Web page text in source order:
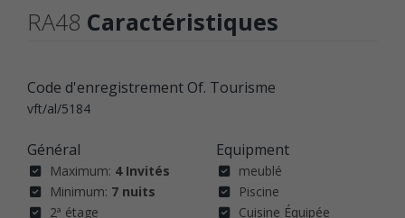
RA48 Caractéristiques
Code d'enregistrement Of. Tourisme
vft/al/5184
Général
Maximum: 4 Invités
Minimum: 7 nuits
2ª étage
Equipment
meublé
Piscine
Cuisine Équipée